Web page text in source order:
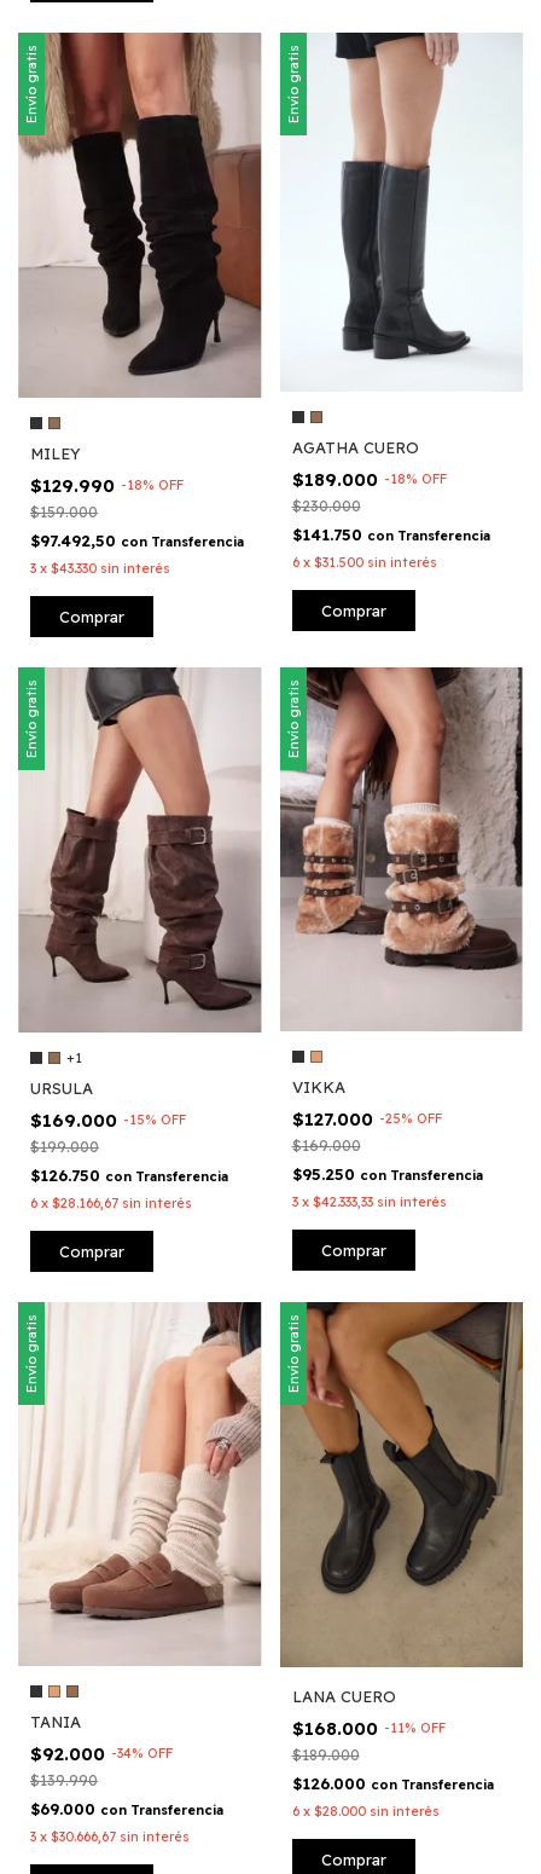
Envío gratis
MILEY
$129.990 -18% OFF
$159.000
$97.492,50 con Transferencia
3 x $43.330 sin interés
Comprar
Envío gratis
AGATHA CUERO
$189.000 -18% OFF
$230.000
$141.750 con Transferencia
6 x $31.500 sin interés
Comprar
Envío gratis
+1
URSULA
$169.000 -15% OFF
$199.000
$126.750 con Transferencia
6 x $28.166,67 sin interés
Comprar
Envío gratis
VIKKA
$127.000 -25% OFF
$169.000
$95.250 con Transferencia
3 x $42.333,33 sin interés
Comprar
Envío gratis
TANIA
$92.000 -34% OFF
$139.990
$69.000 con Transferencia
3 x $30.666,67 sin interés
Envío gratis
LANA CUERO
$168.000 -11% OFF
$189.000
$126.000 con Transferencia
6 x $28.000 sin interés
Comprar